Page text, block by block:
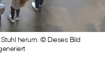
herum. © Dieses Bild